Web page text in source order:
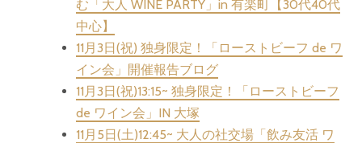
む「大人 WINE PARTY」in 有楽町【30代40代
中心】
11月3日(祝) 独身限定！「ローストビーフ de ワ
イン会」開催報告ブログ
11月3日(祝)13:15~ 独身限定！「ローストビーフ
de ワイン会」IN 大塚
11月5日(土)12:45~ 大人の社交場「飲み友活 ワ